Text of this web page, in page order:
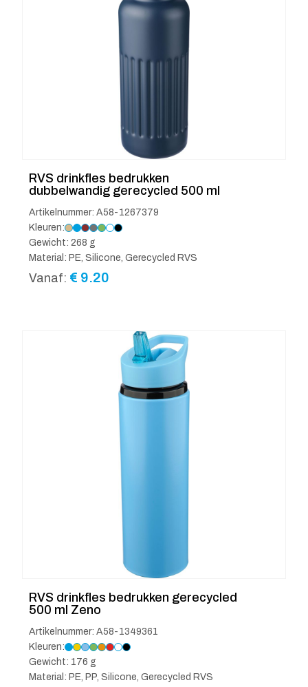
RVS drinkfles bedrukken
dubbelwandig gerecycled 500 ml
Artikelnummer: A58-1267379
Kleuren:
Gewicht: 268 g
Material: PE, Silicone, Gerecycled RVS
Vanaf: € 9.20
RVS drinkfles bedrukken gerecycled
500 ml Zeno
Artikelnummer: A58-1349361
Kleuren:
Gewicht: 176 g
Material: PE, PP, Silicone, Gerecycled RVS